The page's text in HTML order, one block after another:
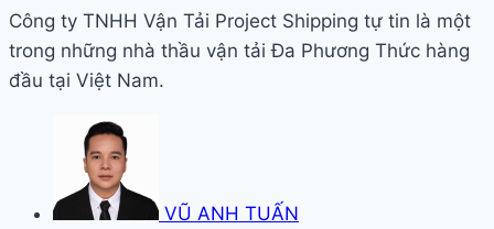
Công ty TNHH Vận Tải Project Shipping tự tin là một
trong những nhà thầu vận tải Đa Phương Thức hàng
đầu tại Việt Nam.
VŨ ANH TUẤN